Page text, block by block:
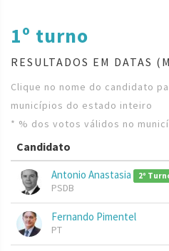
1º turno
RESULTADOS EM DATAS
Clique no nome do candidato
municípios do estado inteiro
* % dos votos válidos no
Candidato
Antonio Anastasia 2º
PSDB
Fernando Pimentel
PT